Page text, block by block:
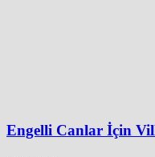
Engelli Canlar İçin